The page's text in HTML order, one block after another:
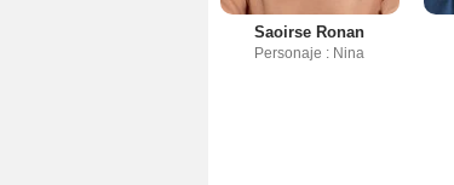
Saoirse Ronan
Personaje : Nina